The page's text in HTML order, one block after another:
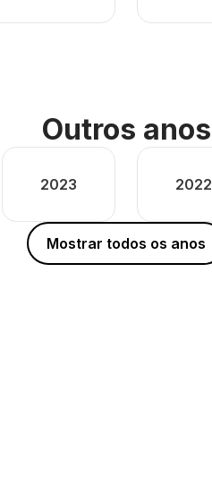
Outros anos
2023 2022
Mostrar todos os anos